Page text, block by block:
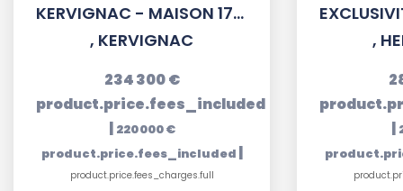
KERVIGNAC - MAISON 177M2 - COMBLES AMENAGEABLES - A...
, KERVIGNAC
234 300 €
product.price.fees_included
| 220 000 €
product.price.fees_included |
product.price.fees_charges.full
,
|